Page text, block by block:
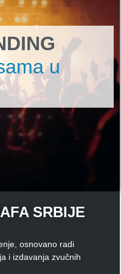
u
SRBIJE
osnovano radi
i izdavanja zvučnih